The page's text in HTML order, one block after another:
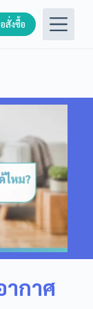
สั่งซื้อ
ากาศ